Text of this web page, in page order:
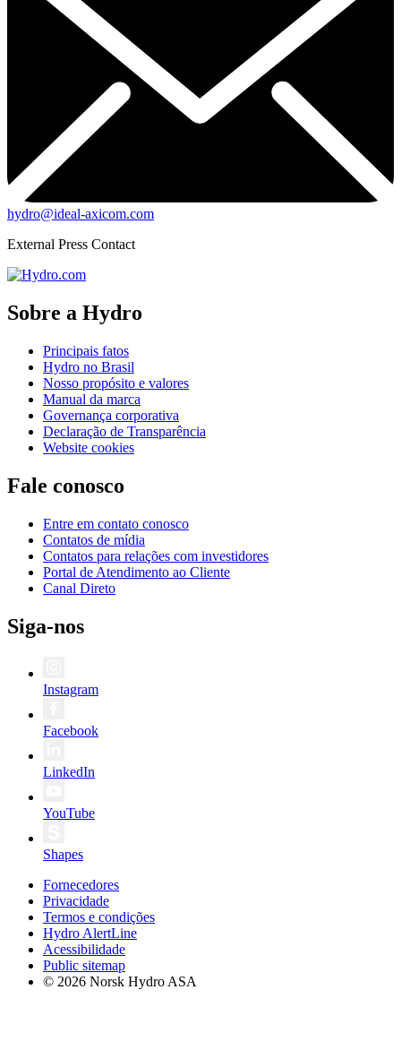
hydro@ideal-axicom.com
External Press Contact
Sobre a Hydro
Principais fatos
Hydro no Brasil
Nosso propósito e valores
Manual da marca
Governança corporativa
Declaração de Transparência
Website cookies
Fale conosco
Entre em contato conosco
Contatos de mídia
Contatos para relações com investidores
Portal de Atendimento ao Cliente
Canal Direto
Siga-nos
Instagram
Facebook
LinkedIn
YouTube
Shapes
Fornecedores
Privacidade
Termos e condições
Hydro AlertLine
Acessibilidade
Public sitemap
© 2026 Norsk Hydro ASA